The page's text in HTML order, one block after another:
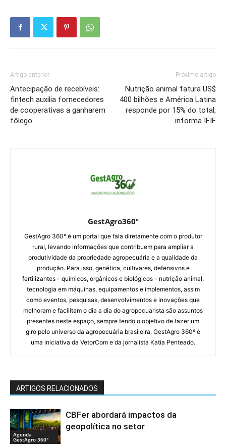
Artigo anterior
Antecipação de recebíveis:
fintech auxilia fornecedores
de cooperativas a ganharem
fôlego
Próximo artigo
Nutrição animal fatura US$
400 bilhões e América Latina
responde por 15% do total,
informa IFIF
GestAgro360º
GestAgro 360° é um portal que fala diretamente com o produtor
rural, levando informações que contribuem para ampliar a
produtividade da propriedade agropecuária e a qualidade da
produção. Para isso, genética, cultivares, defensivos e
fertilizantes - químicos, orgânicos e biológicos - nutrição animal,
tecnologia em máquinas, equipamentos e implementos, assim
como eventos, pesquisas, desenvolvimentos e inovações que
melhoram e facilitam o dia a dia do agropecuarista são assuntos
presentes neste espaço, sempre tendo o objetivo de fazer um
giro pelo universo da agropecuária brasileira. GestAgro 360º é
uma iniciativa da VetorCom e da jornalista Katia Penteado.
ARTIGOS RELACIONADOS
Agenda
GestAgro 360°
CBFer abordará impactos da
geopolítica no setor